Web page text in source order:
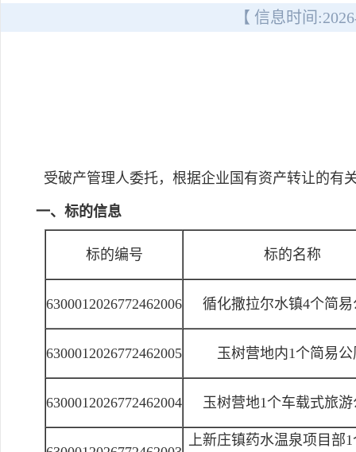
【 信息时间:
受破产管理人委托，根据企业国有资产转让的有
一、标的信息
标的编号 标的名称
6300012026772462006 循化撒拉尔水镇4个简
6300012026772462005 玉树营地内1个简易公
6300012026772462004 玉树营地1个车载式旅
上新庄镇药水温泉项目部